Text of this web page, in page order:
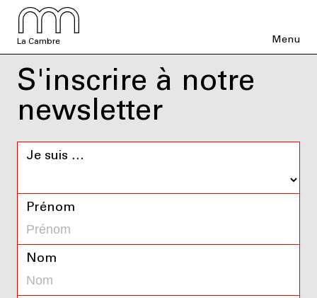
La Cambre Menu
S'inscrire à notre
newsletter
Je suis …
Prénom
Nom